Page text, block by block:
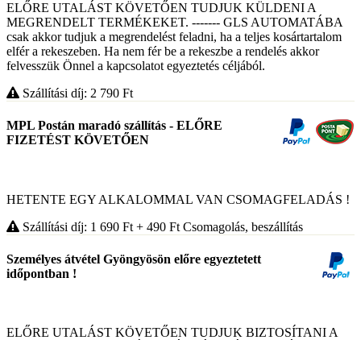
ELŐRE UTALÁST KÖVETŐEN TUDJUK KÜLDENI A
MEGRENDELT TERMÉKEKET. ------- GLS AUTOMATÁBA
csak akkor tudjuk a megrendelést feladni, ha a teljes kosártartalom
elfér a rekeszeben. Ha nem fér be a rekeszbe a rendelés akkor
felvesszük Önnel a kapcsolatot egyeztetés céljából.
Szállítási díj: 2 790 Ft
MPL Postán maradó szállítás - ELŐRE
FIZETÉST KÖVETŐEN
HETENTE EGY ALKALOMMAL VAN CSOMAGFELADÁS !
Szállítási díj: 1 690 Ft + 490 Ft Csomagolás, beszállítás
Személyes átvétel Gyöngyösön előre egyeztetett
időpontban !
ELŐRE UTALÁST KÖVETŐEN TUDJUK BIZTOSÍTANI A